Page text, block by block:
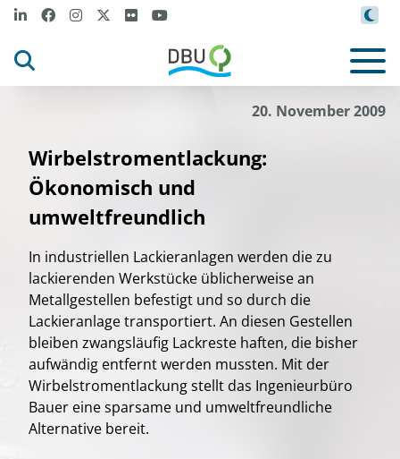
20. November 2009
Wirbelstromentlackung:
Ökonomisch und
umweltfreundlich
In industriellen Lackieranlagen werden die zu
lackierenden Werkstücke üblicherweise an
Metallgestellen befestigt und so durch die
Lackieranlage transportiert. An diesen Gestellen
bleiben zwangsläufig Lackreste haften, die bisher
aufwändig entfernt werden mussten. Mit der
Wirbelstromentlackung stellt das Ingenieurbüro
Bauer eine sparsame und umweltfreundliche
Alternative bereit.